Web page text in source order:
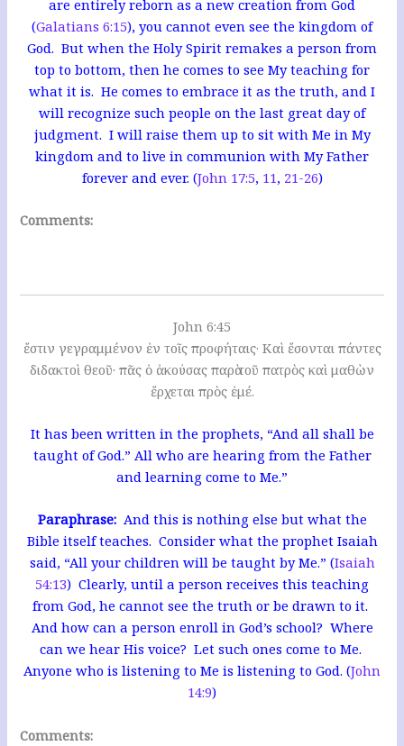
are entirely reborn as a new creation from God
(Galatians 6:15), you cannot even see the kingdom of
God. But when the Holy Spirit remakes a person from
top to bottom, then he comes to see My teaching for
what it is. He comes to embrace it as the truth, and I
will recognize such people on the last great day of
judgment. I will raise them up to sit with Me in My
kingdom and to live in communion with My Father
forever and ever. (John 17:5, 11, 21-26)
Comments:
John 6:45
ἔστιν γεγραμμένον ἐν τοῖς προφήταις· Καὶ ἔσονται πάντες
διδακτοὶ θεοῦ· πᾶς ὁ ἀκούσας παρὰ τοῦ πατρὸς καὶ μαθὼν
ἔρχεται πρὸς ἐμέ.
It has been written in the prophets, “And all shall be
taught of God.” All who are hearing from the Father
and learning come to Me.”
Paraphrase:And this is nothing else but what the
Bible itself teaches. Consider what the prophet Isaiah
said, “All your children will be taught by Me.” (Isaiah
54:13) Clearly, until a person receives this teaching
from God, he cannot see the truth or be drawn to it.
And how can a person enroll in God’s school? Where
can we hear His voice? Let such ones come to Me.
Anyone who is listening to Me is listening to God. (John
14:9)
Comments: